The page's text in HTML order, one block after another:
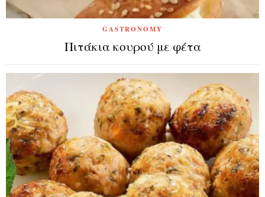
GASTRONOMY
Πιτάκια κουρού με φέτα